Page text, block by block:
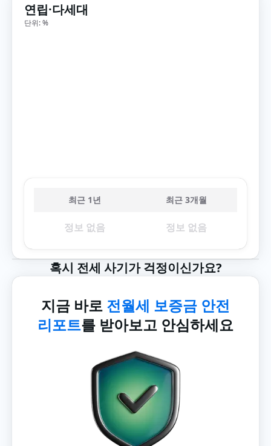
연립·다세대
단위: %
최근 1년 최근 3개월
정보 없음 정보 없음
혹시 전세 사기가 걱정이신가요?
지금 바로 전월세 보증금 안전
리포트를 받아보고 안심하세요